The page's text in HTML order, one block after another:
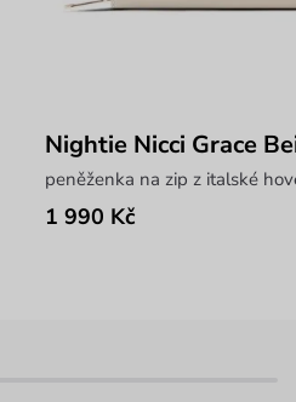
Nightie Nicci Grace
peněženka na zip z italské
1 990 Kč